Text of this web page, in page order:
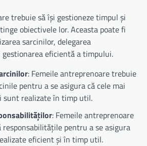
trebuie să își gestioneze timpul și
obiectivele lor. Aceasta poate fi
sarcinilor, delegarea
eficientă a timpului.
: Femeile antreprenoare trebuie
pentru a se asigura că cele mai
sunt realizate în timp util.
: Femeile antreprenoare
responsabilitățile pentru a se asigura
eficient și în timp util.